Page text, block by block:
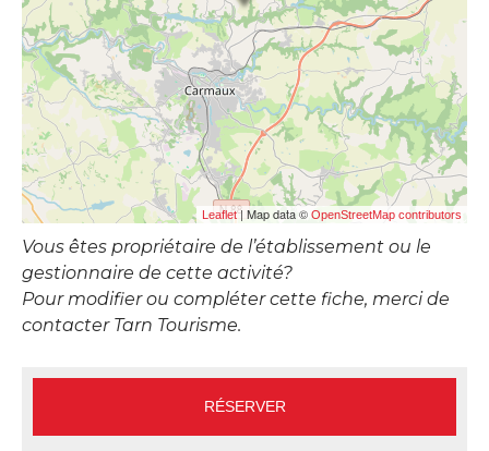
Leaflet| Map data © OpenStreetMap contributors
Vous êtes propriétaire de l’établissement ou le
gestionnaire de cette activité?
Pour modifier ou compléter cette fiche, merci de
contacter Tarn Tourisme.
RÉSERVER